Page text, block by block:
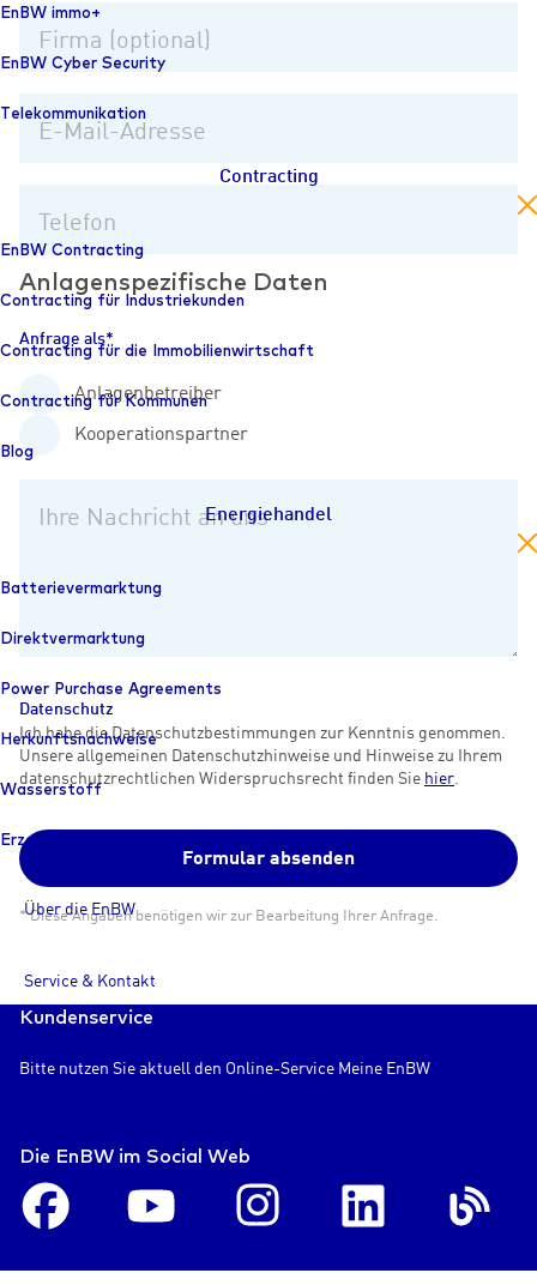
EnBW immo+
EnBW Cyber Security
Telekommunikation
Contracting
EnBW Contracting
Contracting für Industriekunden
Contracting für die Immobilienwirtschaft
Contracting für Kommunen
Blog
Energiehandel
Batterievermarktung
Direktvermarktung
Power Purchase Agreements
Herkunfts­nachweise
Wasserstoff
Erzeugungsanlagen
Über die EnBW
Service & Kontakt
Firma (optional)
E-Mail-Adresse
Telefon
Anlagenspezifische Daten
Anfrage als
Anlagenbetreiber
Kooperationspartner
Ihre Nachricht an uns
Datenschutz
Ich habe die Datenschutzbestimmungen zur Kenntnis genommen.
Unsere allgemeinen Datenschutzhinweise und Hinweise zu Ihrem
datenschutz­recht­lichen Widerspruchsrecht finden Sie hier.
Formular absenden
* Diese Angaben benötigen wir zur Bearbeitung Ihrer Anfrage.
Kundenservice
Bitte nutzen Sie aktuell den Online-Service Meine EnBW
Die EnBW im Social Web
Facebook Youtube Instagram LinkedIn
Blog